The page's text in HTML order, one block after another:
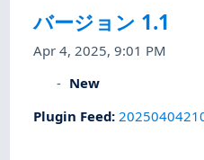
バージョン 1.1
Apr 4, 2025, 9:01 PM
New
Plugin Feed: